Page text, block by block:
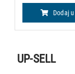
Dodaj
UP-SELL